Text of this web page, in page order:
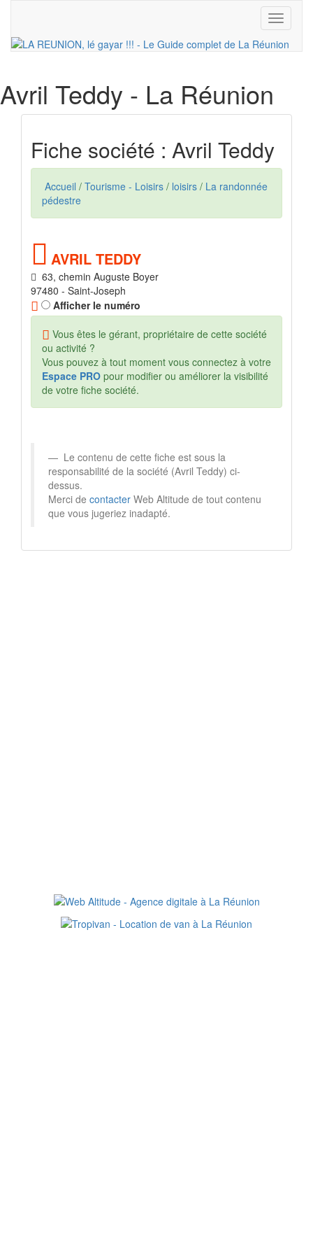
Toggle
Avril Teddy - La Réunion
Fiche société : Avril Teddy
Accueil / Tourisme - Loisirs / loisirs / La randonnée
pédestre
AVRIL TEDDY
63, chemin Auguste Boyer
97480 - Saint-Joseph
Afficher le numéro
Vous êtes le gérant, propriétaire de cette société
ou activité ?
Vous pouvez à tout moment vous connectez à votre
Espace PRO pour modifier ou améliorer la visibilité
de votre fiche société.
Le contenu de cette fiche est sous la
responsabilité de la société (Avril Teddy) ci-
dessus.
Merci de contacter Web Altitude de tout contenu
que vous jugeriez inadapté.